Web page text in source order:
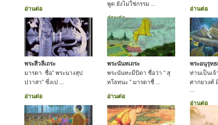
อ่านต่อ
พูด ยังไม่ใช่กรรม ...
อ่านต่อ
อ่านต่อ
พระสีวลีเถระ
มารดา ชื่อ” พระนางสุป
ปวาสา” ซึ่งเป ...
อ่านต่อ
พระนันทเถระ
พระนันทะมีบิดา ชื่อว่า “ สุ
ทโธทนะ ” มารดาชื่ ...
อ่านต่อ
พระอนุรุทธ
ท่านเป็นเ
ศากยวงศ์
...
อ่านต่อ